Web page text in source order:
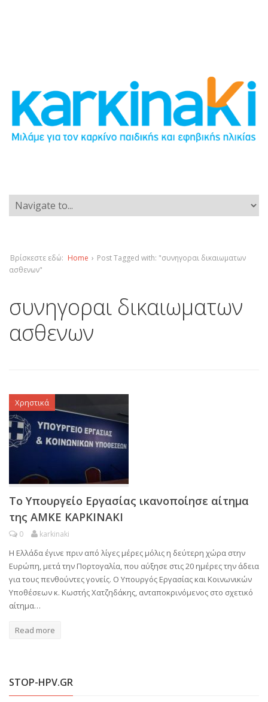
Βρίσκεστε εδώ: Home › Post Tagged with: "συνηγοραι δικαιωματων
ασθενων"
συνηγοραι δικαιωματων
ασθενων
Χρηστικά
Το Υπουργείο Εργασίας ικανοποίησε αίτημα
της ΑΜΚΕ ΚΑΡΚΙΝΑΚΙ
0 karkinaki
Η Ελλάδα έγινε πριν από λίγες μέρες μόλις η δεύτερη χώρα στην
Ευρώπη, μετά την Πορτογαλία, που αύξησε στις 20 ημέρες την άδεια
για τους πενθούντες γονείς. Ο Υπουργός Εργασίας και Κοινωνικών
Υποθέσεων κ. Κωστής Χατζηδάκης, ανταποκρινόμενος στο σχετικό
αίτημα…
Read more
STOP-HPV.GR